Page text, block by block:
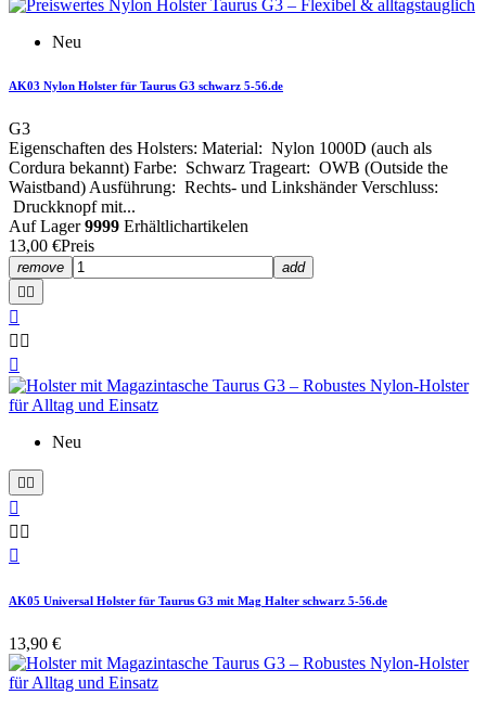
Neu
AK03 Nylon Holster für Taurus G3 schwarz 5-56.de
G3
Eigenschaften des Holsters: Material: Nylon 1000D (auch als
Cordura bekannt) Farbe: Schwarz Trageart: OWB (Outside the
Waistband) Ausführung: Rechts- und Linkshänder Verschluss:
Druckknopf mit...
Auf Lager9999 Erhältlichartikelen
13,00 €Preis
remove
add
 

 

Neu
 

 

AK05 Universal Holster für Taurus G3 mit Mag Halter schwarz 5-56.de
13,90 €